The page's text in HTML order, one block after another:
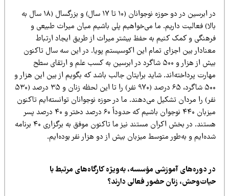
در ابرسین در دو حوزه نوجوانان (۱۰ تا ۱۷ سال) و بزرگسال (۱۸ سال به
فعالیت داریم. ما می‌خواهیم پلی باشیم میان میراث طبیعی و
و کمک کنیم به حفظ بیشتر میراث از طریق ایجاد ارتباط
بین اجزای تمام این اکوسیستم پویا. در این سه سال تاکنون
بیش از هزار و ۵۰۰ شاگرد در ابرسین به کسب علم و ارتقای سطح
پرداخته‌اند. شاید برایتان جالب باشد که بگویم از بین این هزار و
۵۰۰ شاگرد، ۶۵ درصد (۹۷۰ نفر) را تا این لحظه زنان و ۳۵ درصد (۵۳۰
را مردان تشکیل می‌دهند. ما در حوزه نوجوانان توانسته‌ایم تاکنون
میزبان ۴۴۰ نوجوان باشیم که حدوداً ۶۰ درصد دختر و ۴۰ درصد پسر
در بخش اکران مستند نیز ما تاکنون موفق به برگزاری ۴۰
برنامه
و به‌طور متوسط میزبان بیش از دو هزار نفر بوده‌ایم.
دوره‌هایآموزشیمؤسسه، به‌ویژه کارگاه‌های مرتبط با
زنان حضور فعالی دارند؟